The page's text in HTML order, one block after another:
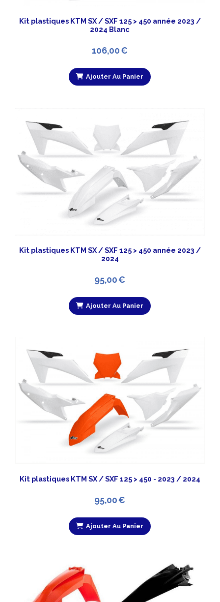
Kit plastiques KTM SX / SXF 125 > 450 année 2023 /
2024 Blanc
106,00€
Ajouter Au Panier
Kit plastiques KTM SX / SXF 125 > 450 année 2023 /
2024
95,00€
Ajouter Au Panier
Kit plastiques KTM SX / SXF 125 > 450 - 2023 / 2024
95,00€
Ajouter Au Panier